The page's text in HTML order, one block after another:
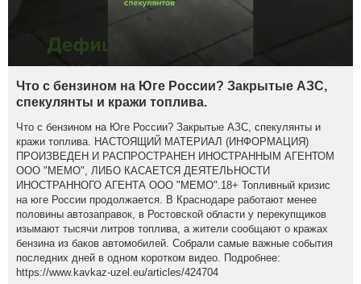
Что с бензином на Юге России? Закрытые АЗС,
спекулянты и кражи топлива.
Что с бензином на Юге России? Закрытые АЗС, спекулянты и
кражи топлива. НАСТОЯЩИЙ МАТЕРИАЛ (ИНФОРМАЦИЯ)
ПРОИЗВЕДЕН И РАСПРОСТРАНЕН ИНОСТРАННЫМ АГЕНТОМ
ООО "МЕМО", ЛИБО КАСАЕТСЯ ДЕЯТЕЛЬНОСТИ
ИНОСТРАННОГО АГЕНТА ООО "МЕМО".18+ Топливный кризис
на юге России продолжается. В Краснодаре работают менее
половины автозаправок, в Ростовской области у перекупщиков
изымают тысячи литров топлива, а жители сообщают о кражах
бензина из баков автомобилей. Собрали самые важные события
последних дней в одном коротком видео. Подробнее:
https://www.kavkaz-uzel.eu/articles/424704